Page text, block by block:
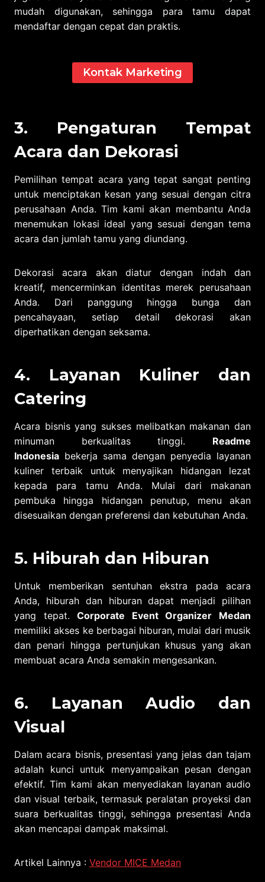
mudah digunakan, sehingga para tamu dapat
mendaftar dengan cepat dan praktis.
Kontak Marketing
3. Pengaturan Tempat
Acara dan Dekorasi
Pemilihan tempat acara yang tepat sangat penting
untuk menciptakan kesan yang sesuai dengan citra
perusahaan Anda. Tim kami akan membantu Anda
menemukan lokasi ideal yang sesuai dengan tema
acara dan jumlah tamu yang diundang.
Dekorasi acara akan diatur dengan indah dan
kreatif, mencerminkan identitas merek perusahaan
Anda. Dari panggung hingga bunga dan
pencahayaan, setiap detail dekorasi akan
diperhatikan dengan seksama.
4. Layanan Kuliner dan
Catering
Acara bisnis yang sukses melibatkan makanan dan
minuman berkualitas tinggi. Readme
Indonesia bekerja sama dengan penyedia layanan
kuliner terbaik untuk menyajikan hidangan lezat
kepada para tamu Anda. Mulai dari makanan
pembuka hingga hidangan penutup, menu akan
disesuaikan dengan preferensi dan kebutuhan Anda.
5. Hiburah dan Hiburan
Untuk memberikan sentuhan ekstra pada acara
Anda, hiburah dan hiburan dapat menjadi pilihan
yang tepat.Corporate Event Organizer Medan
memiliki akses ke berbagai hiburan, mulai dari musik
dan penari hingga pertunjukan khusus yang akan
membuat acara Anda semakin mengesankan.
6. Layanan Audio dan
Visual
Dalam acara bisnis, presentasi yang jelas dan tajam
adalah kunci untuk menyampaikan pesan dengan
efektif. Tim kami akan menyediakan layanan audio
dan visual terbaik, termasuk peralatan proyeksi dan
suara berkualitas tinggi, sehingga presentasi Anda
akan mencapai dampak maksimal.
Artikel Lainnya : Vendor MICE Medan